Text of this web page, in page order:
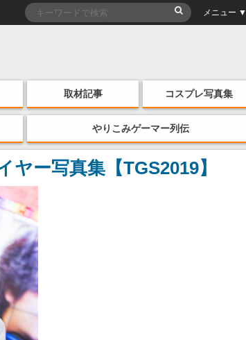
メニュー ▼
取材記事 コスプレ写真集
やりこみゲーマー列伝
ー写真集【TGS2019】